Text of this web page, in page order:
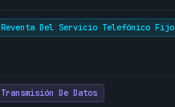
Reventa Del Servicio Telefónico Fijo
Transmisión De Datos